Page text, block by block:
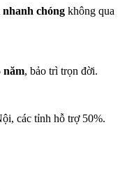
chóng không qua
năm, bảo trì trọn đời.
các tỉnh hỗ trợ 50%.